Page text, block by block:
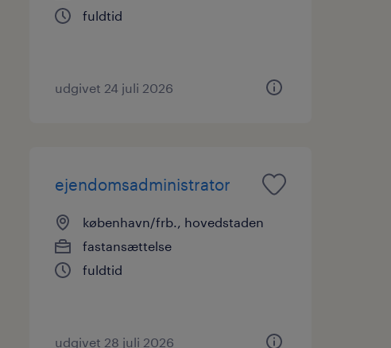
fuldtid
udgivet 24 juli 2026
ejendomsadministrator
københavn/frb., hovedstaden
fastansættelse
fuldtid
udgivet 28 juli 2026